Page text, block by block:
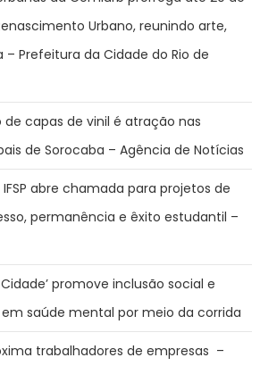
Urbano, reunindo arte,
Prefeitura da Cidade do Rio de
capas de vinil é atração nas
de Sorocaba – Agência de Notícias
IFSP abre chamada para projetos de
permanência e êxito estudantil –
Cidade’ promove inclusão social e
saúde mental por meio da corrida
trabalhadores de empresas –